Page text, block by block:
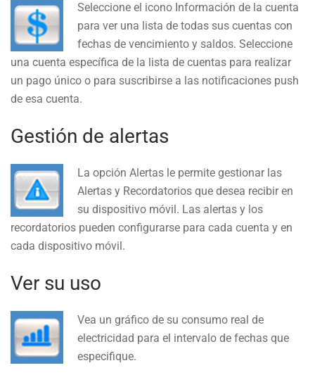
Seleccione el icono Información de la cuenta
para ver una lista de todas sus cuentas con
fechas de vencimiento y saldos. Seleccione
una cuenta específica de la lista de cuentas para realizar
un pago único o para suscribirse a las notificaciones push
de esa cuenta.
Gestión de alertas
La opción Alertas le permite gestionar las
Alertas y Recordatorios que desea recibir en
su dispositivo móvil. Las alertas y los
recordatorios pueden configurarse para cada cuenta y en
cada dispositivo móvil.
Ver su uso
Vea un gráfico de su consumo real de
electricidad para el intervalo de fechas que
especifique.